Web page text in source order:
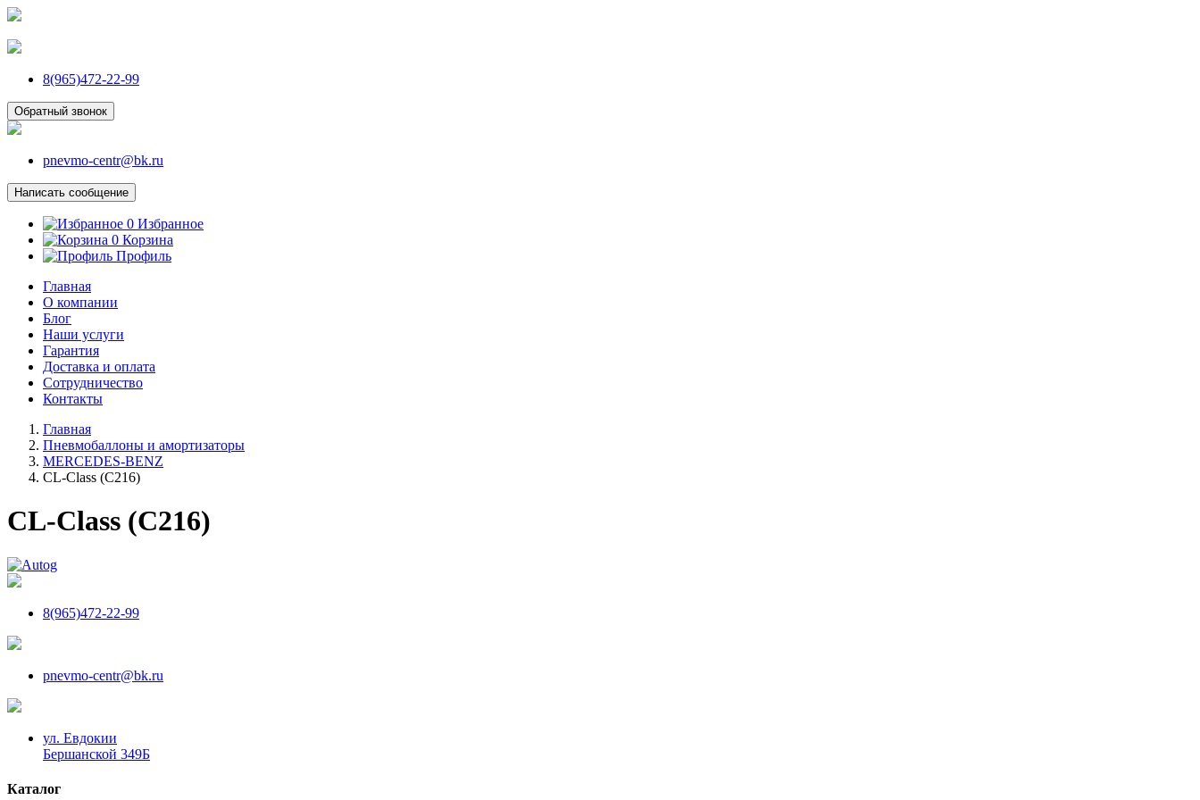
8(965)472-22-99
Обратный звонок
pnevmo-centr@bk.ru
Написать сообщение
0 Избранное
0 Корзина
Профиль
Главная
О компании
Блог
Наши услуги
Гарантия
Доставка и оплата
Сотрудничество
Контакты
Главная
Пневмобаллоны и амортизаторы
MERCEDES-BENZ
CL-Class (C216)
CL-Class (C216)
8(965)472-22-99
pnevmo-centr@bk.ru
ул. Евдокии
Бершанской 349Б
Каталог